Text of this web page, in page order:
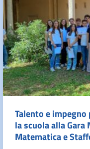
Talento e
la scuola alla
Matematica e